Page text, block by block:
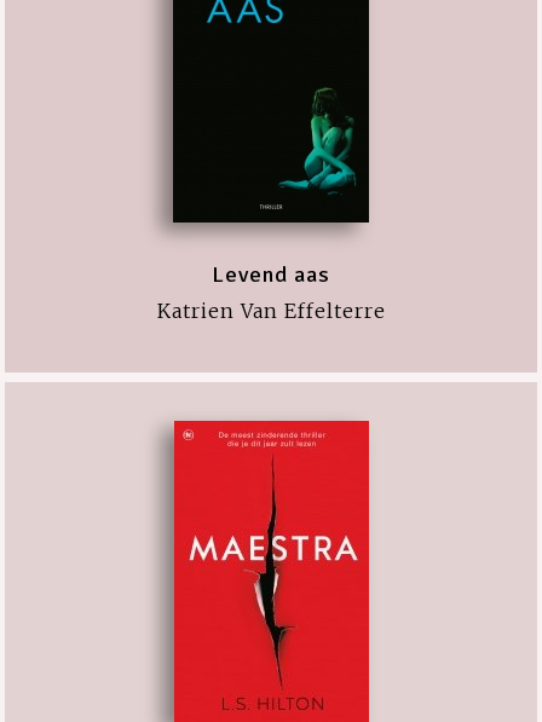
Levend aas
Katrien Van Effelterre